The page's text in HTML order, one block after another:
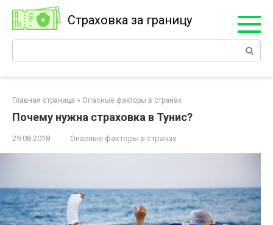
контенту
Страховка за границу
Главная страница » Опасные факторы в странах
Почему нужна страховка в Тунис?
29.08.2018 Опасные факторы в странах